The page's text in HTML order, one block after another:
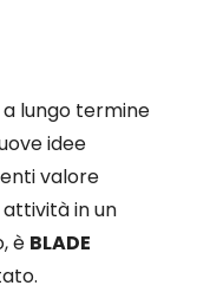
lungo termine
idee
valore
in un
è BLADE